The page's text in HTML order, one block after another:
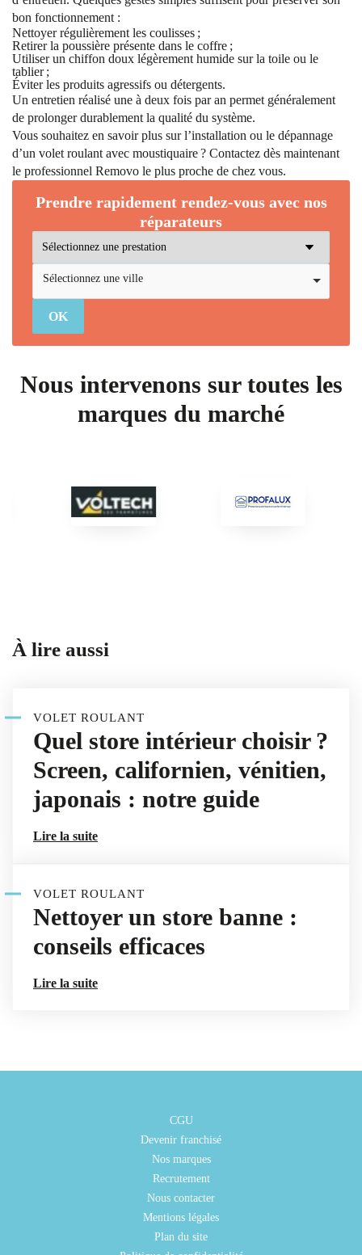
bon fonctionnement :
Nettoyer régulièrement les coulisses ;
Retirer la poussière présente dans le coffre ;
Utiliser un chiffon doux légèrement humide sur la toile ou le
tablier ;
Éviter les produits agressifs ou détergents.
Un entretien réalisé une à deux fois par an permet généralement
de prolonger durablement la qualité du système.
Vous souhaitez en savoir plus sur l’installation ou le dépannage
d’un volet roulant avec moustiquaire ? Contactez dès maintenant
le professionnel Removo le plus proche de chez vous.
Prendre rapidement rendez-vous avec nos
réparateurs
Sélectionnez une ville
Nous intervenons sur toutes les
marques du marché
À lire aussi
VOLET ROULANT
Quel store intérieur choisir ?
Screen, californien, vénitien,
japonais : notre guide
Lire la suite
VOLET ROULANT
Nettoyer un store banne :
conseils efficaces
Lire la suite
CGU
Devenir franchisé
Nos marques
Recrutement
Nous contacter
Mentions légales
Plan du site